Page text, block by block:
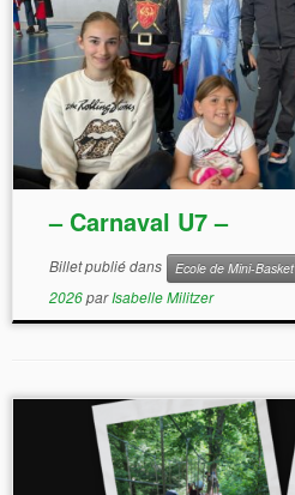
– Carnaval U7 –
Billet publié dans Ecole de Mini-Basket
2026parIsabelle Militzer